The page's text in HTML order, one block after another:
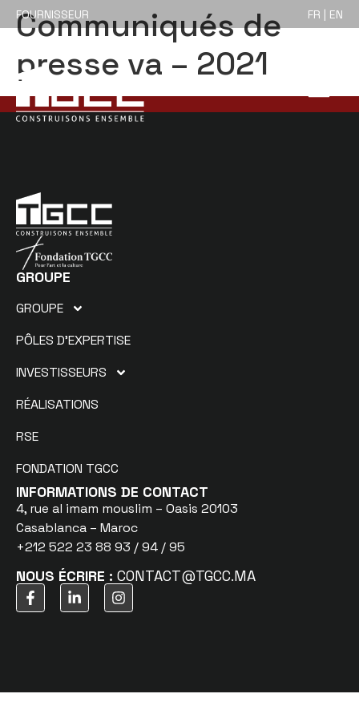
FOURNISSEUR FR | EN
Communiqués de
presse va – 2021
GROUPE
GROUPE
PÔLES D’EXPERTISE
INVESTISSEURS
RÉALISATIONS
RSE
FONDATION TGCC
INFORMATIONS DE CONTACT
4, rue al imam mouslim – Oasis 20103
Casablanca – Maroc
+212 522 23 88 93 / 94 / 95
NOUS ÉCRIRE : CONTACT@TGCC.MA